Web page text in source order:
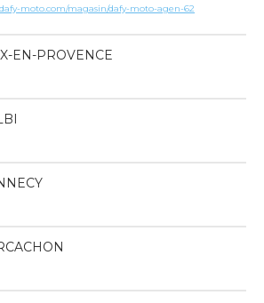
moto.com/magasin/dafy-moto-agen-62
EN-PROVENCE